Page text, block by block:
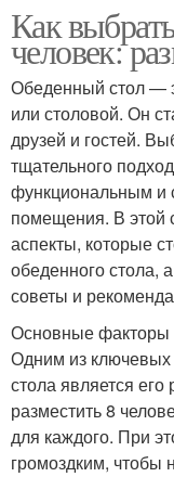
Как
человек:
Обеденный стол —
или столовой. Он
друзей и гостей.
тщательного
функциональным и
помещения. В этой
аспекты, которые
обеденного стола,
советы и
Основные факторы
Одним из
стола является
разместить 8
для каждого. При
громоздким, чтобы